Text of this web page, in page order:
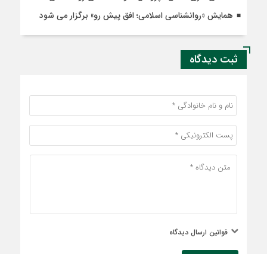
همایش «روانشناسی اسلامی؛ افق پیش رو» برگزار می شود
ثبت دیدگاه
قوانین ارسال دیدگاه